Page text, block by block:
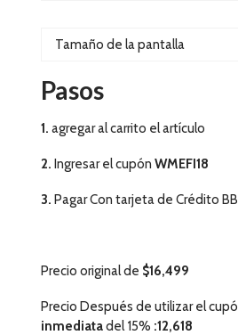
Tamaño de la pantalla
Pasos
1. agregar al carrito el artículo
2. Ingresar el cupón WMEFI18
3. Pagar Con tarjeta de Crédito
Precio original de $16,499
Precio Después de utilizar el
inmediatadel 15% :12,618